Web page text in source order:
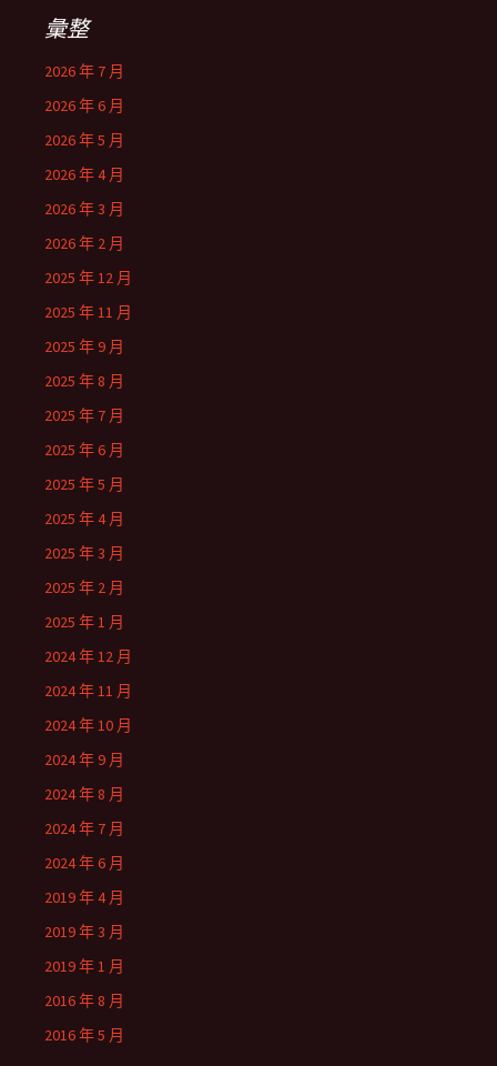
彙整
2026 年 7 月
2026 年 6 月
2026 年 5 月
2026 年 4 月
2026 年 3 月
2026 年 2 月
2025 年 12 月
2025 年 11 月
2025 年 9 月
2025 年 8 月
2025 年 7 月
2025 年 6 月
2025 年 5 月
2025 年 4 月
2025 年 3 月
2025 年 2 月
2025 年 1 月
2024 年 12 月
2024 年 11 月
2024 年 10 月
2024 年 9 月
2024 年 8 月
2024 年 7 月
2024 年 6 月
2019 年 4 月
2019 年 3 月
2019 年 1 月
2016 年 8 月
2016 年 5 月